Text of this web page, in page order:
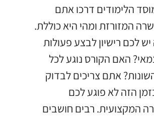
הלימודים דרכו אתם
המזורזת ומהי היא כוללת.
לכם רישיון לבצע פעולות
האם הקורס נוגע לכל
אתם צריכים לבדוק
הזה לא פוגע לכם
המקצועית. רבים חושבים